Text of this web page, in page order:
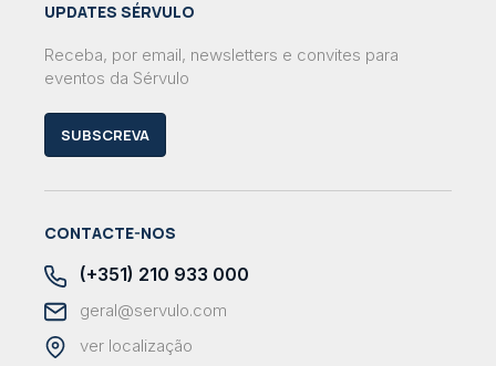
UPDATES SÉRVULO
Receba, por email, newsletters e convites para
eventos da Sérvulo
SUBSCREVA
CONTACTE-NOS
(+351) 210 933 000
geral@servulo.com
ver localização